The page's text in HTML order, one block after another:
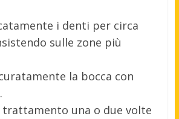
i denti per circa
sulle zone più
la bocca con
trattamento una o due volte